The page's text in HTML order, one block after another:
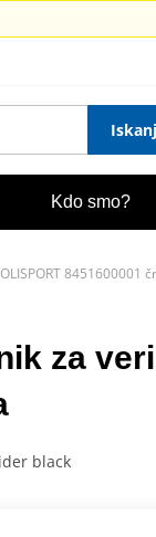
Kdo smo?
8451600001
za
black